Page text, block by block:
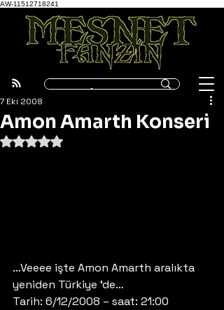
AW-11512718241
Amon Amarth Konseri
7 Eki 2008
5 üzerinden NaN yıldız
…Veeee işte Amon Amarth aralıkta
yeniden Türkiye ‘de…
Tarih: 6/12/2008 – saat: 21:00